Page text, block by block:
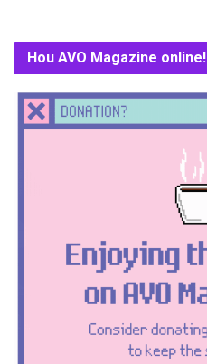
Hou AVO Magazine online!